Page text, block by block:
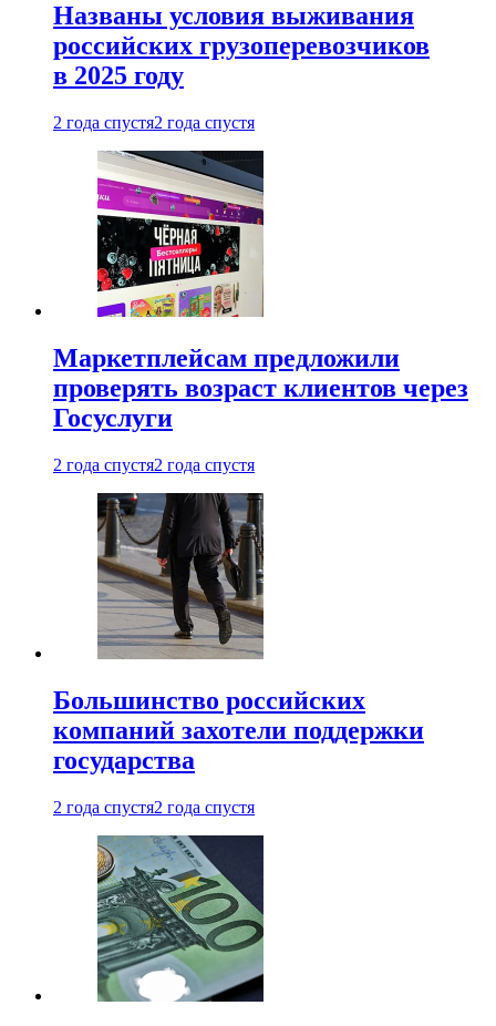
Названы условия выживания
российских грузоперевозчиков
в 2025 году
2 года спустя2 года спустя
Маркетплейсам предложили
проверять возраст клиентов через
Госуслуги
2 года спустя2 года спустя
Большинство российских
компаний захотели поддержки
государства
2 года спустя2 года спустя